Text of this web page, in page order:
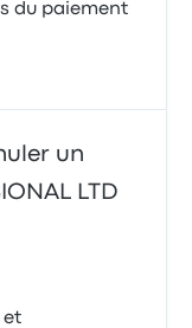
du paiement
un
LTD
et